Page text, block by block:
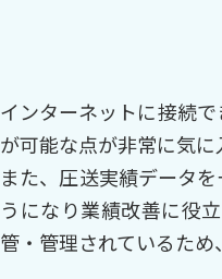
インターネットに接続
が可能な点が非常に気に
また、圧送実績データ
うになり業績改善に役
管・管理されているため